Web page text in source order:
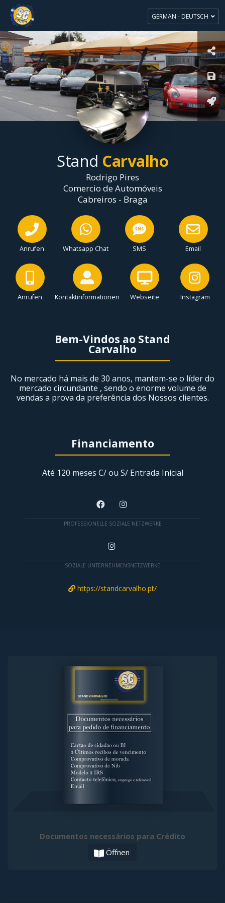
GERMAN - DEUTSCH
Stand Carvalho
Rodrigo Pires
Comercio de Automóveis
Cabreiros - Braga
Anrufen Whatsapp Chat SMS Email
Anrufen Kontaktinformationen Webseite Instagram
Bem-Vindos ao Stand
Carvalho
No mercado há mais de 30 anos, mantem-se o líder do
mercado circundante , sendo o enorme volume de
vendas a prova da preferência dos Nossos clientes.
Financiamento
Até 120 meses C/ ou S/ Entrada Inicial
PROFESSIONELLE SOZIALE NETZWERKE
SOZIALE UNTERNEHMENSNETZWERKE
https://standcarvalho.pt/
Documentos necessários para Crédito
Öffnen